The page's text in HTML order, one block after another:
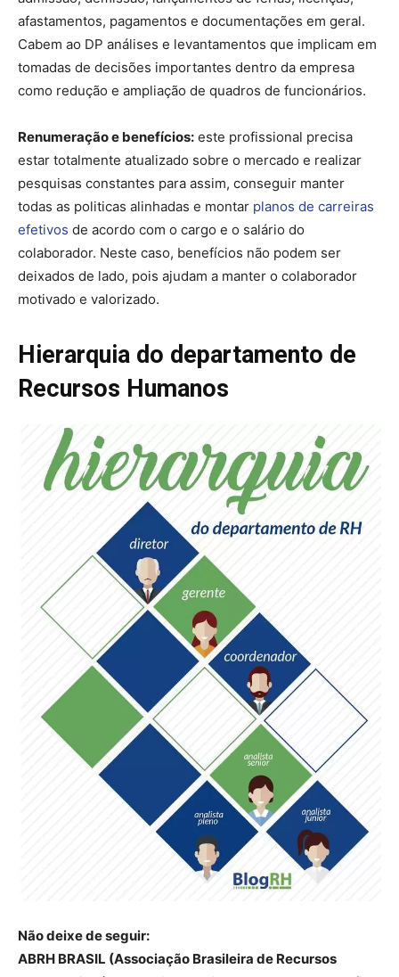
afastamentos, pagamentos e documentações em geral.
Cabem ao DP análises e levantamentos que implicam em
tomadas de decisões importantes dentro da empresa
como redução e ampliação de quadros de funcionários.
Renumeração e benefícios: este profissional precisa
estar totalmente atualizado sobre o mercado e realizar
pesquisas constantes para assim, conseguir manter
todas as politicas alinhadas e montar planos de carreiras
efetivos de acordo com o cargo e o salário do
colaborador. Neste caso, benefícios não podem ser
deixados de lado, pois ajudam a manter o colaborador
motivado e valorizado.
Hierarquia do departamento de
Recursos Humanos
Não deixe de seguir:
ABRH BRASIL (Associação Brasileira de Recursos